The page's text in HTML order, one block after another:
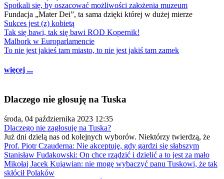
Spotkali się, by oszacować możliwości założenia muzeum
Fundacja „Mater Dei”, ta sama dzięki której w dużej mierze
Sukces jest (z) kobietą
Tak się bawi, tak się bawi ROD Kopernik!
Malbork w Europarlamencie
To nie jest jakieś tam miasto, to nie jest jakiś tam zamek
więcej ...
Dlaczego nie głosuję na Tuska
środa, 04 października 2023 12:35
Dlaczego nie zagłosuję na Tuska?
Już dni dzielą nas od kolejnych wyborów. Niektórzy twierdzą, że
Prof. Piotr Czauderna: Nie akceptuję, gdy gardzi się słabszym
Stanisław Fudakowski: On chce rządzić i dzielić a to jest za mało
Mikołaj Jacek Kujawian: nie mogę wybaczyć panu Tuskowi, że tak
skłócił Polaków